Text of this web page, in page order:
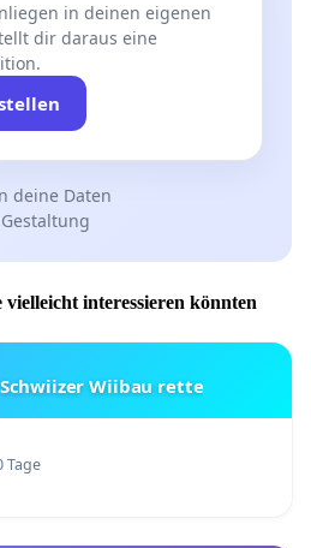
in deinen eigenen
dir daraus eine
deine Daten
interessieren könnten
Wiibau rette
Tage